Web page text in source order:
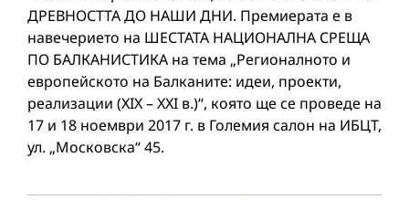
ДРЕВНОСТТА ДО НАШИ ДНИ. Премиерата е в
навечерието на ШЕСТАТА НАЦИОНАЛНА СРЕЩА
ПО БАЛКАНИСТИКА на тема „Регионалното и
европейското на Балканите: идеи, проекти,
реализации (ХIX – XXI в.)“, която ще се проведе на
17 и 18 ноември 2017 г. в Големия салон на ИБЦТ,
ул. „Московска“ 45.